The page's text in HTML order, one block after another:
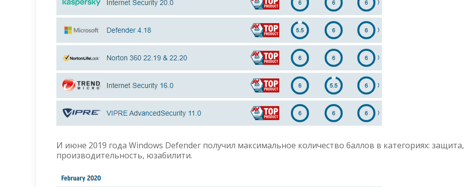
И июне 2019 года Windows Defender получил максимальное количество баллов в категориях: защита,
производительность, юзабилити.